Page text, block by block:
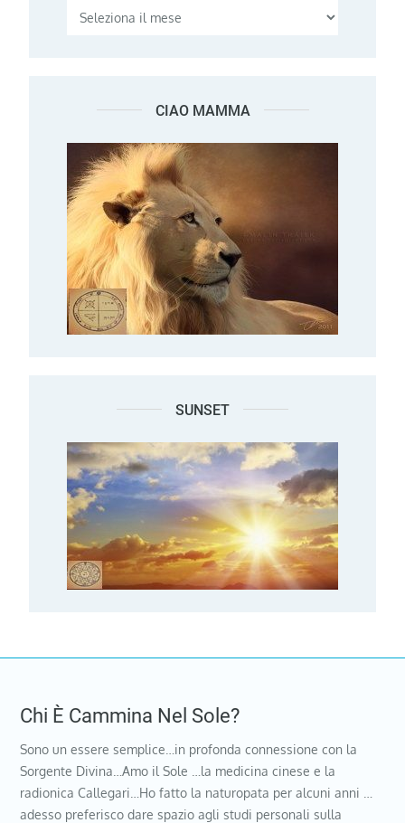
CIAO MAMMA
SUNSET
Chi È Cammina Nel Sole?
Sono un essere semplice…in profonda connessione con la
Sorgente Divina…Amo il Sole …la medicina cinese e la
radionica Callegari…Ho fatto la naturopata per alcuni anni …
adesso preferisco dare spazio agli studi personali sulla